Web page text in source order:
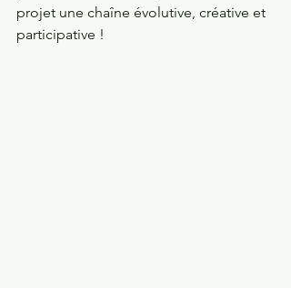
projet une chaîne évolutive, créative et
participative !